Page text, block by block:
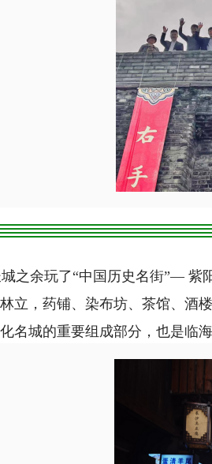
之余玩了“中国历史名街”— 紫
立，药铺、染布坊、茶馆、酒
名城的重要组成部分，也是临